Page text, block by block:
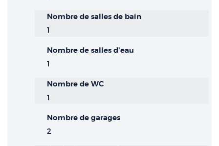
Nombre de salles de bain
1
Nombre de salles d'eau
1
Nombre de WC
1
Nombre de garages
2